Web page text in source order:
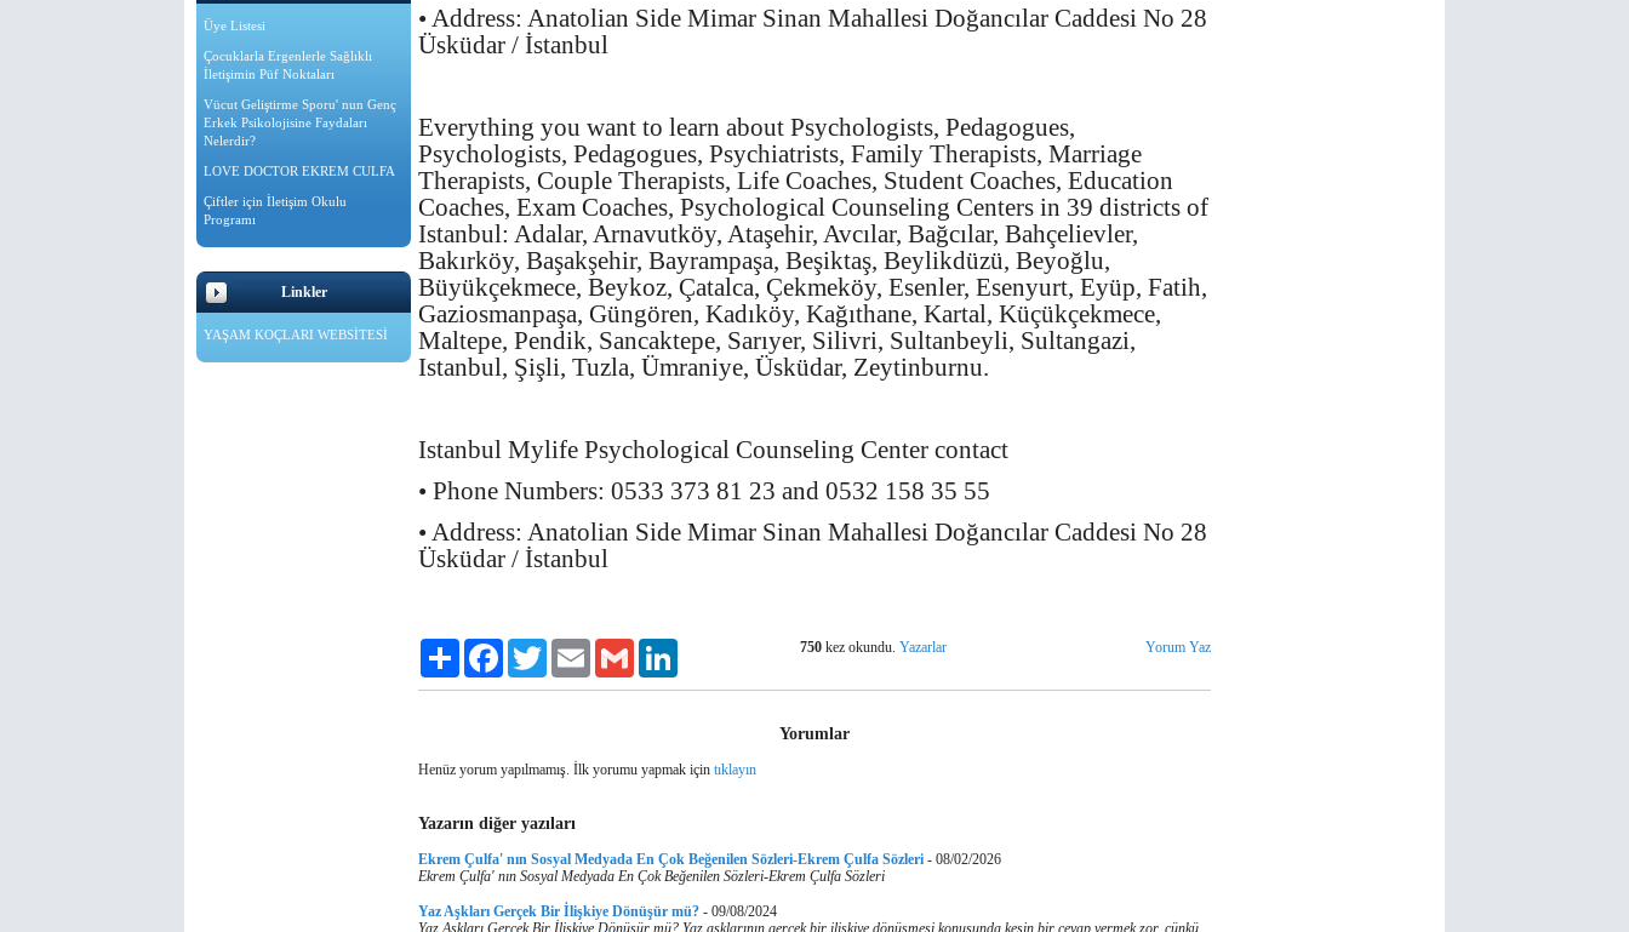
Üye Listesi
Çocuklarla Ergenlerle Sağlıklı
İletişimin Püf Noktaları
Vücut Geliştirme Sporu' nun Genç
Erkek Psikolojisine Faydaları
Nelerdir?
LOVE DOCTOR EKREM CULFA
Çiftler için İletişim Okulu
Programı
Linkler
YAŞAM KOÇLARI WEBSİTESİ
• Address: Anatolian Side Mimar Sinan Mahallesi Doğancılar Caddesi No 28
Üsküdar / İstanbul
Everything you want to learn about Psychologists, Pedagogues,
Psychologists, Pedagogues, Psychiatrists, Family Therapists, Marriage
Therapists, Couple Therapists, Life Coaches, Student Coaches, Education
Coaches, Exam Coaches, Psychological Counseling Centers in 39 districts of
Istanbul: Adalar, Arnavutköy, Ataşehir, Avcılar, Bağcılar, Bahçelievler,
Bakırköy, Başakşehir, Bayrampaşa, Beşiktaş, Beylikdüzü, Beyoğlu,
Büyükçekmece, Beykoz, Çatalca, Çekmeköy, Esenler, Esenyurt, Eyüp, Fatih,
Gaziosmanpaşa, Güngören, Kadıköy, Kağıthane, Kartal, Küçükçekmece,
Maltepe, Pendik, Sancaktepe, Sarıyer, Silivri, Sultanbeyli, Sultangazi,
Istanbul, Şişli, Tuzla, Ümraniye, Üsküdar, Zeytinburnu.
Istanbul Mylife Psychological Counseling Center contact
• Phone Numbers: 0533 373 81 23 and 0532 158 35 55
• Address: Anatolian Side Mimar Sinan Mahallesi Doğancılar Caddesi No 28
Üsküdar / İstanbul
Paylaş FacebookTwitter Email Gmail Yorum Yaz
750 kez okundu.Yazarlar
Yorumlar
Henüz yorum yapılmamış. İlk yorumu yapmak için tıklayın
Yazarın diğer yazıları
Ekrem Çulfa' nın Sosyal Medyada En Çok Beğenilen Sözleri-Ekrem Çulfa Sözleri - 08/02/2026
Ekrem Çulfa' nın Sosyal Medyada En Çok Beğenilen Sözleri-Ekrem Çulfa Sözleri
Yaz Aşkları Gerçek Bir İlişkiye Dönüşür mü? - 09/08/2024
Yaz Aşkları Gerçek Bir İlişkiye Dönüşür mü? Yaz aşklarının gerçek bir ilişkiye dönüşmesi konusunda kesin bir cevap vermek zor, çünkü